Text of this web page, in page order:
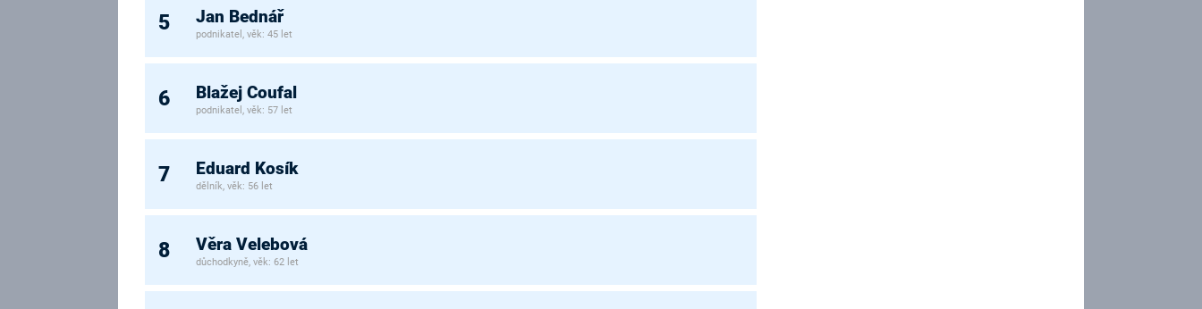
5 Jan Bednář
podnikatel, věk: 45 let
6 Blažej Coufal
podnikatel, věk: 57 let
7 Eduard Kosík
dělník, věk: 56 let
8 Věra Velebová
důchodkyně, věk: 62 let